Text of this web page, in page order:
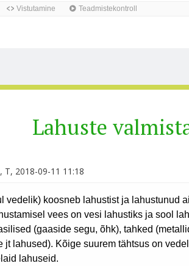
Lahuste
, T, 2018-09-11 11:18